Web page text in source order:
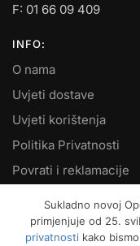
F: 01 66 09 409
INFO:
O nama
Uvjeti dostave
Uvjeti korištenja
Politika Privatnosti
Povrati i reklamacije
MOJ RAČUN:
Sukladno novoj
primjenjuje od 25.
privatnostikako bismo